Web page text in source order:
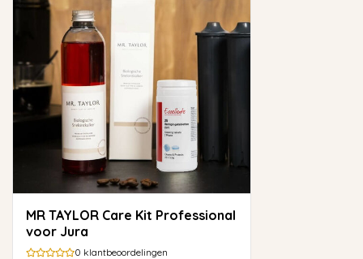
MR TAYLOR Care Kit Professional
voor Jura
0 klantbeoordelingen